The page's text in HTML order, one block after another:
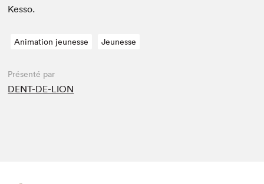
Kesso.
Animation jeunesse Jeunesse
Présenté par
DENT-DE-LION